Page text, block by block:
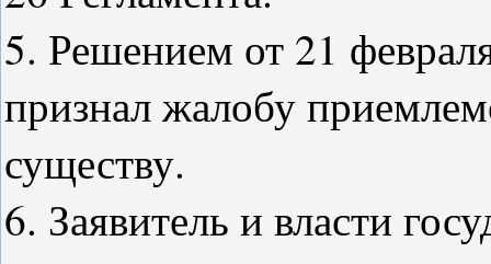
5. Решением от 21
признал жалобу
существу.
6. Заявитель и власти